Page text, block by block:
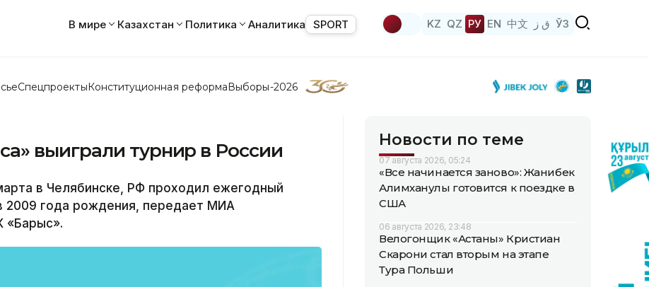
В мире Казахстан Политика Аналитика SPORT KZ QZ РУ EN 中文 ق ز ЎЗ
СпецпроектыКонституционная реформаВыборы-2026
выиграли турнир в России
в Челябинске, РФ проходил ежегодный
2009 года рождения, передает МИА
«Барыс».
Новости по теме
07 августа 2026, 05:24
«Все начинается заново»: Жанибек
Алимханулы готовится к поездке в
США
06 августа 2026, 23:48
Велогонщик «Астаны» Кристиан
Скарони стал вторым на этапе
Тура Польши